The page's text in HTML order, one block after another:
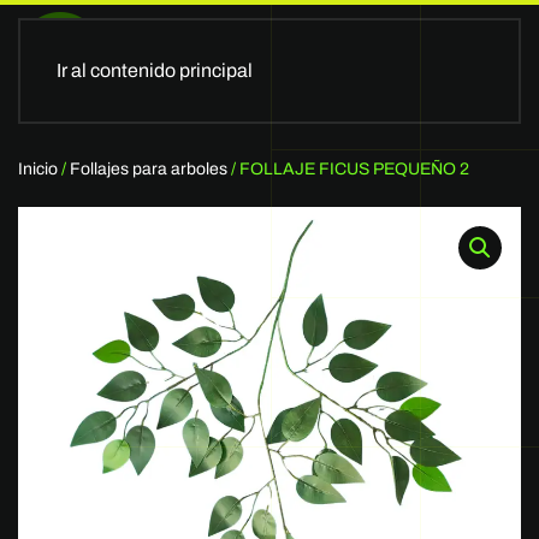
Ir al contenido principal
Inicio / Follajes para arboles / FOLLAJE FICUS PEQUEÑO 2